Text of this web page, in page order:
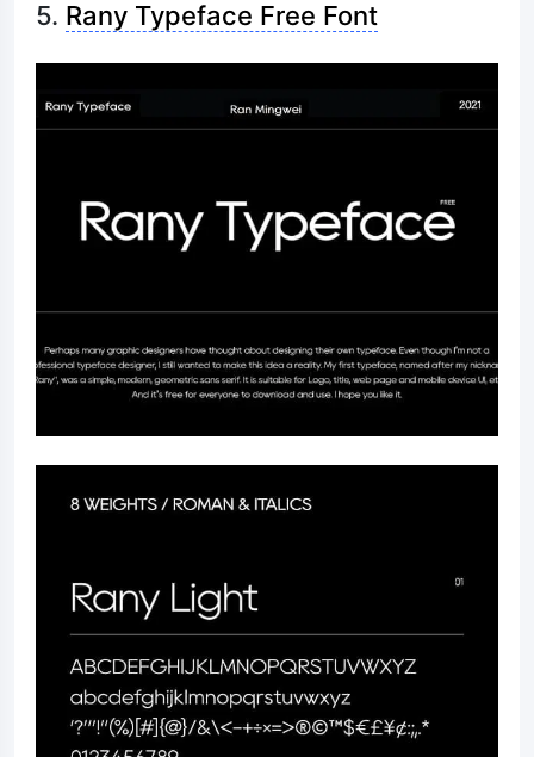
5. Rany Typeface Free Font